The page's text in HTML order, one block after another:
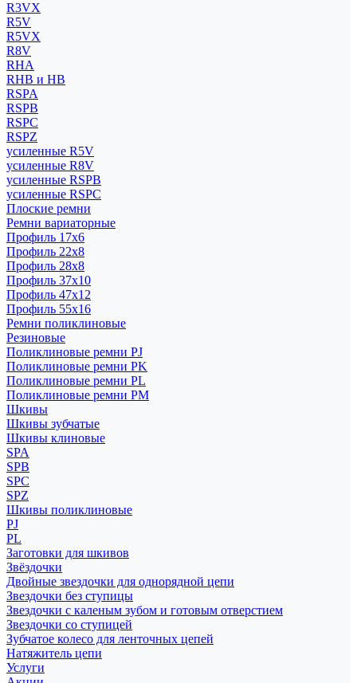
R3VX
R5V
R5VX
R8V
RHA
RHB и HB
RSPA
RSPB
RSPC
RSPZ
усиленные R5V
усиленные R8V
усиленные RSPB
усиленные RSPC
Плоские ремни
Ремни вариаторные
Профиль 17x6
Профиль 22x8
Профиль 28x8
Профиль 37x10
Профиль 47x12
Профиль 55x16
Ремни поликлиновые
Резиновые
Поликлиновые ремни PJ
Поликлиновые ремни PK
Поликлиновые ремни PL
Поликлиновые ремни PM
Шкивы
Шкивы зубчатые
Шкивы клиновые
SPA
SPB
SPC
SPZ
Шкивы поликлиновые
PJ
PL
Заготовки для шкивов
Звёздочки
Двойные звездочки для однорядной цепи
Звездочки без ступицы
Звездочки с каленым зубом и готовым отверстием
Звездочки со ступицей
Зубчатое колесо для ленточных цепей
Натяжитель цепи
Услуги